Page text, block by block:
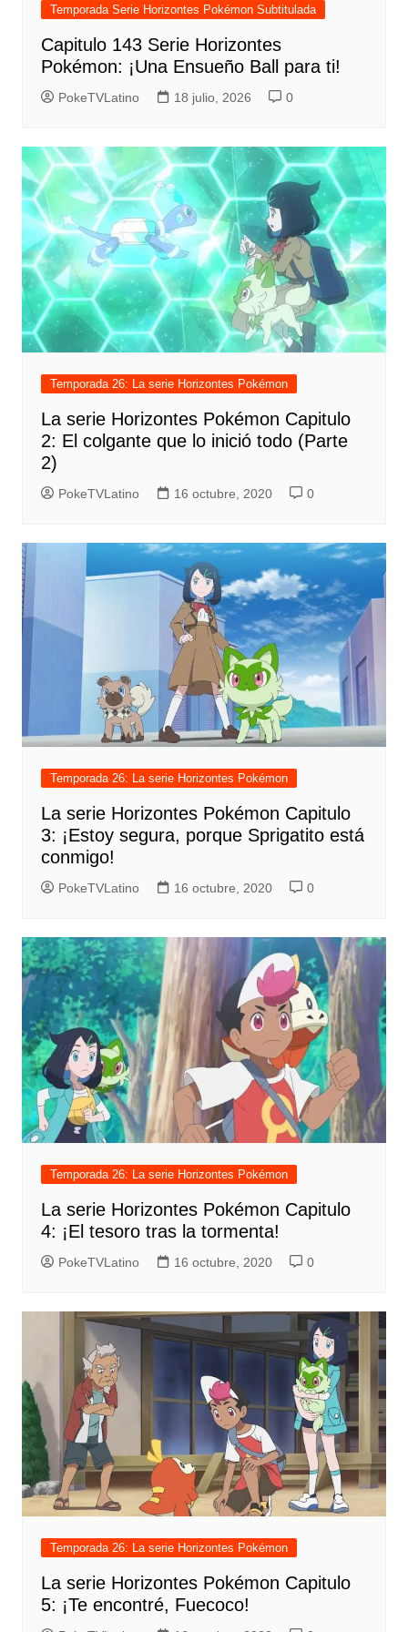
Temporada Serie Horizontes Pokémon Subtitulada
Capitulo 143 Serie Horizontes
Pokémon: ¡Una Ensueño Ball para ti!
PokeTVLatino 18 julio, 2026 0
Temporada 26: La serie Horizontes Pokémon
La serie Horizontes Pokémon Capitulo
2: El colgante que lo inició todo (Parte
2)
PokeTVLatino 16 octubre, 2020 0
Temporada 26: La serie Horizontes Pokémon
La serie Horizontes Pokémon Capitulo
3: ¡Estoy segura, porque Sprigatito está
conmigo!
PokeTVLatino 16 octubre, 2020 0
Temporada 26: La serie Horizontes Pokémon
La serie Horizontes Pokémon Capitulo
4: ¡El tesoro tras la tormenta!
PokeTVLatino 16 octubre, 2020 0
Temporada 26: La serie Horizontes Pokémon
La serie Horizontes Pokémon Capitulo
5: ¡Te encontré, Fuecoco!